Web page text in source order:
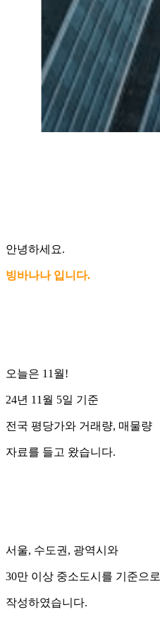
안녕하세요.
빙바나나 입니다.
오늘은 11월!
24년 11월 5일 기준
전국 평당가와 거래량, 매물량
자료를 들고 왔습니다.
서울, 수도권, 광역시와
30만 이상 중소도시를 기준으로
작성하였습니다.